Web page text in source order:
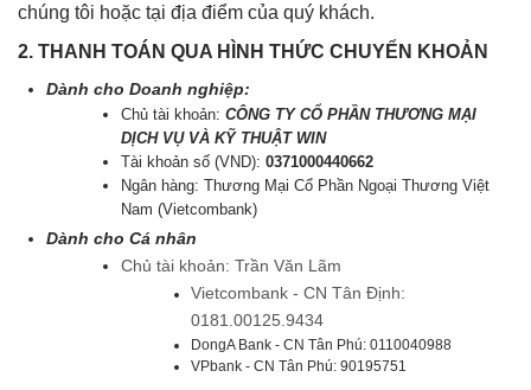
chúng tôi hoặc tại địa điểm của quý khách.
2. THANH TOÁN QUA HÌNH THỨC CHUYỂN KHOẢN
Dành cho Doanh nghiệp:
Chủ tài khoản:CÔNG TY CỔ PHẦN THƯƠNG MẠI
DỊCH VỤ VÀ KỸ THUẬT WIN
Tài khoản số (VND):0371000440662
Ngân hàng: Thương Mại Cổ Phần Ngoại Thương Việt
Nam (Vietcombank)
Dành cho Cá nhân
Chủ tài khoản: Trần Văn Lãm
Vietcombank - CN Tân Định:
0181.00125.9434
DongA Bank - CN Tân Phú: 0110040988
VPbank - CN Tân Phú: 90195751